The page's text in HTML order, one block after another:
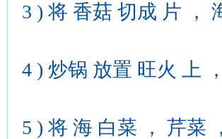
3 ) 将 香菇 切成 片 ，
4 ) 炒锅 放置 旺火 上
5 ) 将 海 白菜 ， 芹菜